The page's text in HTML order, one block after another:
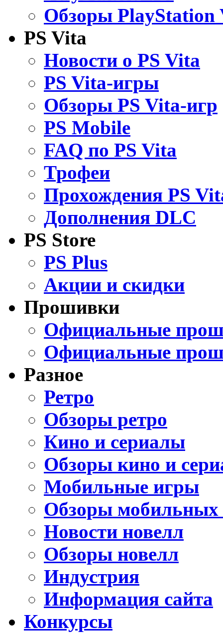
Обзоры PlayStation
PS Vita
Новости о PS Vita
PS Vita-игры
Обзоры PS Vita-игр
PS Mobile
FAQ по PS Vita
Трофеи
Прохождения PS
Дополнения DLC
PS Store
PS Plus
Акции и скидки
Прошивки
Официальные
Официальные
Разное
Ретро
Обзоры ретро
Кино и сериалы
Обзоры кино и
Мобильные игры
Обзоры мобильных
Новости новелл
Обзоры новелл
Индустрия
Информация сайта
Конкурсы